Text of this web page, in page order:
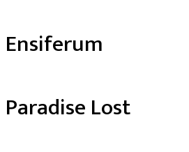
Ensiferum
Paradise Lost